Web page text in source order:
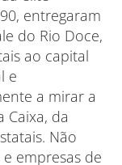
entregaram
do Rio Doce,
ao capital
e
a mirar a
Caixa, da
Não
empresas de